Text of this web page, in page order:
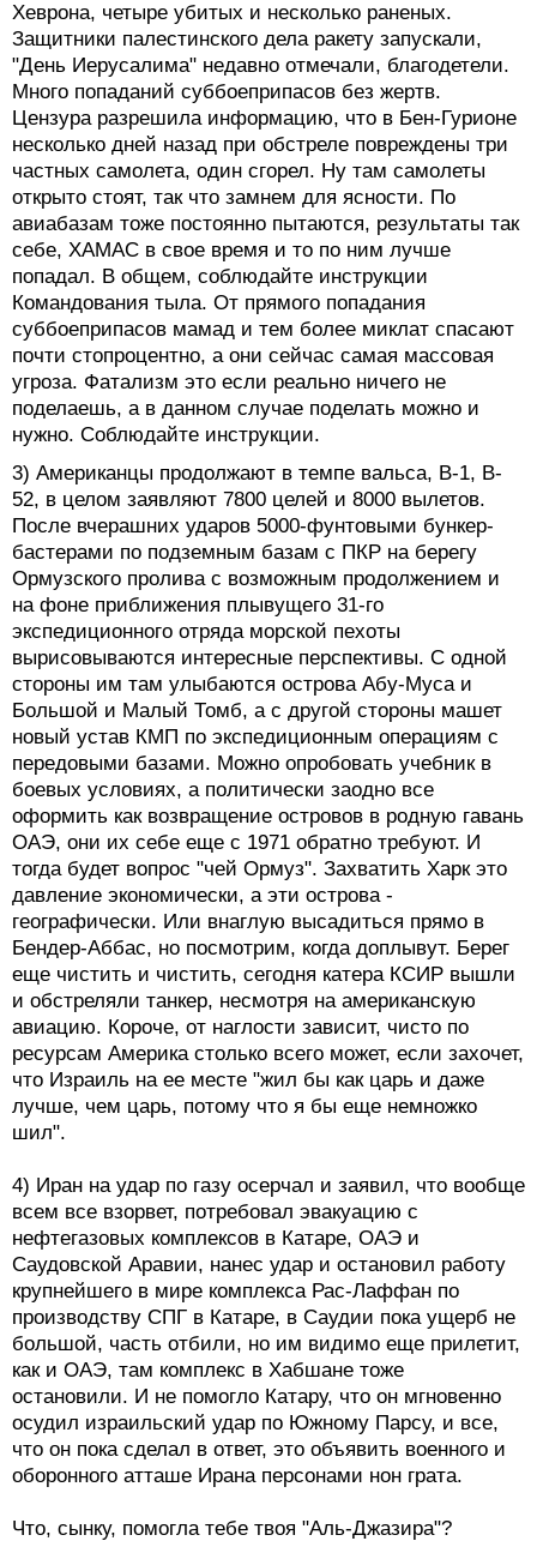
Хеврона, четыре убитых и несколько раненых.
Защитники палестинского дела ракету запускали,
"День Иерусалима" недавно отмечали, благодетели.
Много попаданий суббоеприпасов без жертв.
Цензура разрешила информацию, что в Бен-Гурионе
несколько дней назад при обстреле повреждены три
частных самолета, один сгорел. Ну там самолеты
открыто стоят, так что замнем для ясности. По
авиабазам тоже постоянно пытаются, результаты так
себе, ХАМАС в свое время и то по ним лучше
попадал. В общем, соблюдайте инструкции
Командования тыла. От прямого попадания
суббоеприпасов мамад и тем более миклат спасают
почти стопроцентно, а они сейчас самая массовая
угроза. Фатализм это если реально ничего не
поделаешь, а в данном случае поделать можно и
нужно. Соблюдайте инструкции.
3) Американцы продолжают в темпе вальса, B-1, B-
52, в целом заявляют 7800 целей и 8000 вылетов.
После вчерашних ударов 5000-фунтовыми бункер-
бастерами по подземным базам с ПКР на берегу
Ормузского пролива с возможным продолжением и
на фоне приближения плывущего 31-го
экспедиционного отряда морской пехоты
вырисовываются интересные перспективы. С одной
стороны им там улыбаются острова Абу-Муса и
Большой и Малый Томб, а с другой стороны машет
новый устав КМП по экспедиционным операциям с
передовыми базами. Можно опробовать учебник в
боевых условиях, а политически заодно все
оформить как возвращение островов в родную гавань
ОАЭ, они их себе еще с 1971 обратно требуют. И
тогда будет вопрос "чей Ормуз". Захватить Харк это
давление экономически, а эти острова -
географически. Или внаглую высадиться прямо в
Бендер-Аббас, но посмотрим, когда доплывут. Берег
еще чистить и чистить, сегодня катера КСИР вышли
и обстреляли танкер, несмотря на американскую
авиацию. Короче, от наглости зависит, чисто по
ресурсам Америка столько всего может, если захочет,
что Израиль на ее месте "жил бы как царь и даже
лучше, чем царь, потому что я бы еще немножко
шил".
4) Иран на удар по газу осерчал и заявил, что вообще
всем все взорвет, потребовал эвакуацию с
нефтегазовых комплексов в Катаре, ОАЭ и
Саудовской Аравии, нанес удар и остановил работу
крупнейшего в мире комплекса Рас-Лаффан по
производству СПГ в Катаре, в Саудии пока ущерб не
большой, часть отбили, но им видимо еще прилетит,
как и ОАЭ, там комплекс в Хабшане тоже
остановили. И не помогло Катару, что он мгновенно
осудил израильский удар по Южному Парсу, и все,
что он пока сделал в ответ, это объявить военного и
оборонного атташе Ирана персонами нон грата.
Что, сынку, помогла тебе твоя "Аль-Джазира"?